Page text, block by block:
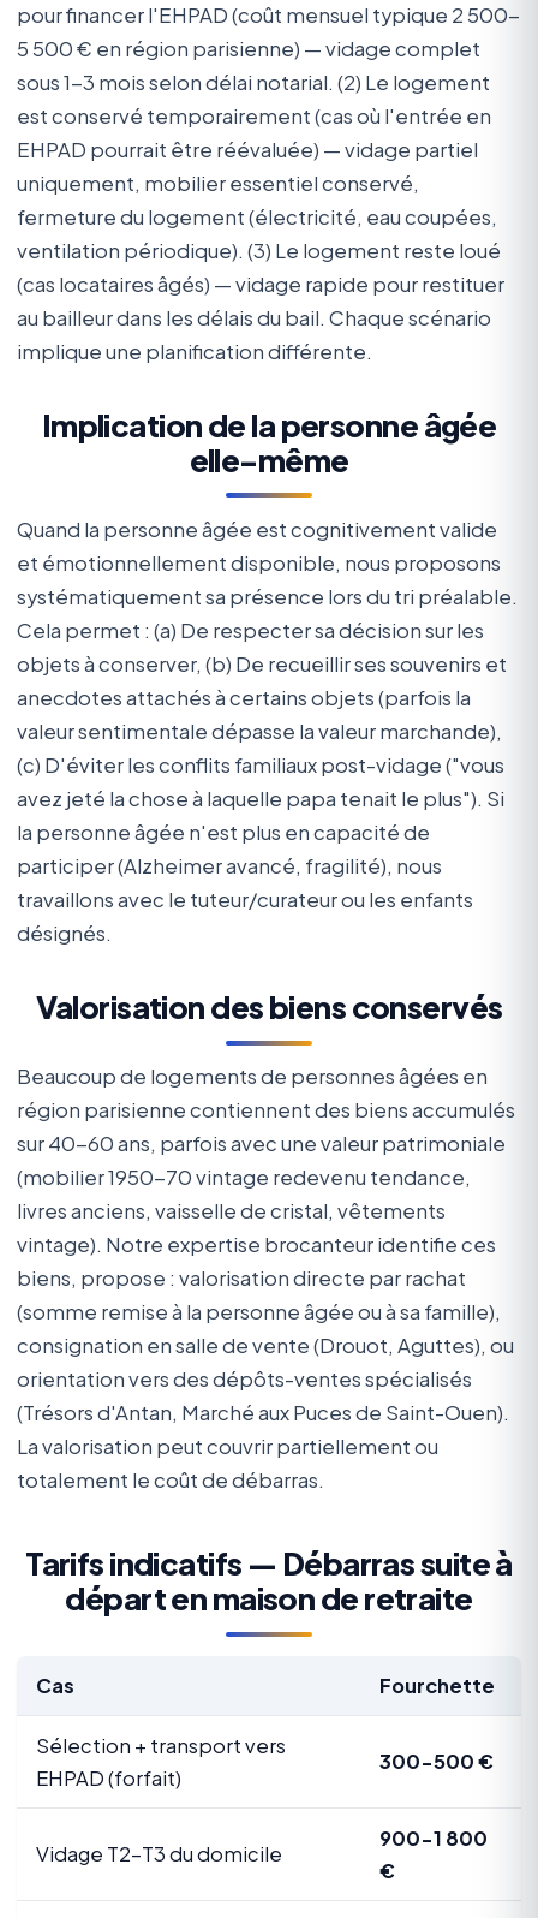
pour financer l'EHPAD (coût mensuel typique 2 500-
5 500 € en région parisienne) — vidage complet
sous 1-3 mois selon délai notarial. (2) Le logement
est conservé temporairement (cas où l'entrée en
EHPAD pourrait être réévaluée) — vidage partiel
uniquement, mobilier essentiel conservé,
fermeture du logement (électricité, eau coupées,
ventilation périodique). (3) Le logement reste loué
(cas locataires âgés) — vidage rapide pour restituer
au bailleur dans les délais du bail. Chaque scénario
implique une planification différente.
Implication de la personne âgée
elle-même
Quand la personne âgée est cognitivement valide
et émotionnellement disponible, nous proposons
systématiquement sa présence lors du tri préalable.
Cela permet : (a) De respecter sa décision sur les
objets à conserver, (b) De recueillir ses souvenirs et
anecdotes attachés à certains objets (parfois la
valeur sentimentale dépasse la valeur marchande),
(c) D'éviter les conflits familiaux post-vidage ("vous
avez jeté la chose à laquelle papa tenait le plus"). Si
la personne âgée n'est plus en capacité de
participer (Alzheimer avancé, fragilité), nous
travaillons avec le tuteur/curateur ou les enfants
désignés.
Valorisation des biens conservés
Beaucoup de logements de personnes âgées en
région parisienne contiennent des biens accumulés
sur 40-60 ans, parfois avec une valeur patrimoniale
(mobilier 1950-70 vintage redevenu tendance,
livres anciens, vaisselle de cristal, vêtements
vintage). Notre expertise brocanteur identifie ces
biens, propose : valorisation directe par rachat
(somme remise à la personne âgée ou à sa famille),
consignation en salle de vente (Drouot, Aguttes), ou
orientation vers des dépôts-ventes spécialisés
(Trésors d'Antan, Marché aux Puces de Saint-Ouen).
La valorisation peut couvrir partiellement ou
totalement le coût de débarras.
Tarifs indicatifs — Débarras suite à
départ en maison de retraite
Cas Fourchette
Sélection + transport vers
EHPAD (forfait)
300-500 €
Vidage T2-T3 du domicile
900-1 800
€